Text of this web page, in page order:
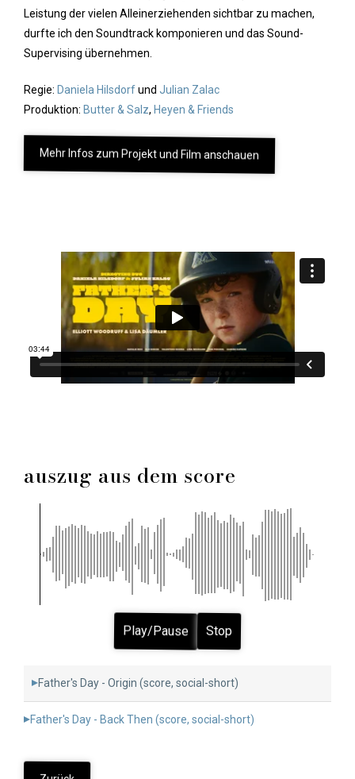
Leistung der vielen Alleinerziehenden sichtbar zu machen,
durfte ich den Soundtrack komponieren und das Sound-
Supervising übernehmen.
Regie: Daniela Hilsdorfund Julian Zalac
Produktion: Butter & Salz, Heyen & Friends
Mehr Infos zum Projekt und Film anschauen
auszug aus dem score
Play/Pause Stop
Father's Day - Origin (score, social-short)
Father's Day - Back Then (score, social-short)